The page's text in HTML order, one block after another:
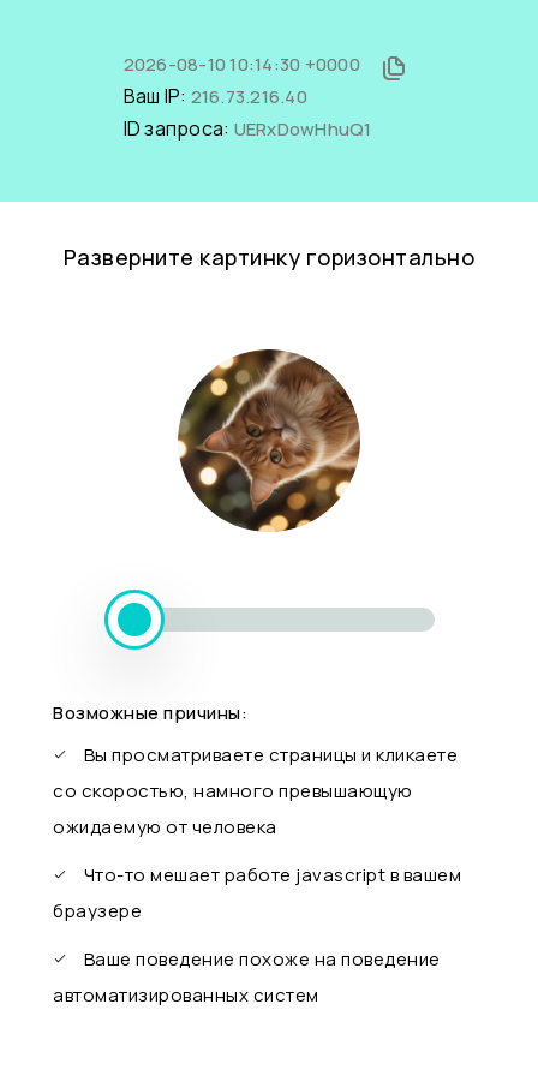
2026-08-10 10:14:30 +0000
Ваш IP: 216.73.216.40
ID запроса: UERxDowHhuQ1
Разверните картинку горизонтально
Возможные причины:
Вы просматриваете страницы и кликаете
со скоростью, намного превышающую
ожидаемую от человека
Что-то мешает работе javascript в вашем
браузере
Ваше поведение похоже на поведение
автоматизированных систем